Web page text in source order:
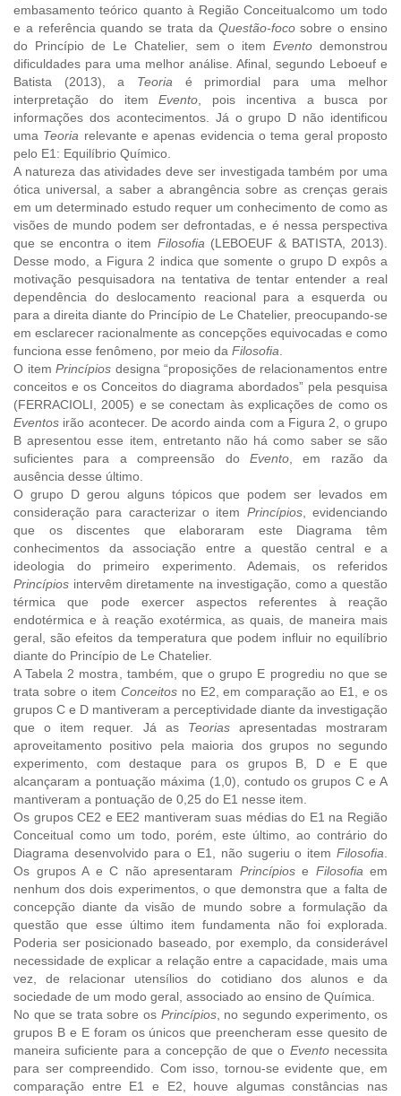
embasamento teórico quanto à Região Conceitualcomo um todo
e a referência quando se trata da Questão-focosobre o ensino
do Princípio de Le Chatelier, sem o item Eventodemonstrou
dificuldades para uma melhor análise. Afinal, segundo Leboeuf e
Batista (2013), a Teoria é primordial para uma melhor
interpretação do itemEvento , pois incentiva a busca por
informações dos acontecimentos. Já o grupo D não identificou
uma Teoria relevante e apenas evidencia o tema geral proposto
pelo E1: Equilíbrio Químico.
A natureza das atividades deve ser investigada também por uma
ótica universal, a saber a abrangência sobre as crenças gerais
em um determinado estudo requer um conhecimento de como as
visões de mundo podem ser defrontadas, e é nessa perspectiva
que se encontra o item Filosofia (LEBOEUF & BATISTA, 2013).
Desse modo, a Figura 2 indica que somente o grupo D expôs a
motivação pesquisadora na tentativa de tentar entender a real
dependência do deslocamento reacional para a esquerda ou
para a direita diante do Princípio de Le Chatelier, preocupando-se
em esclarecer racionalmente as concepções equivocadas e como
funciona esse fenômeno, por meio da Filosofia
O itemPrincípios designa “proposições de relacionamentos entre
conceitos e os Conceitos do diagrama abordados” pela pesquisa
(FERRACIOLI, 2005) e se conectam às explicações de como os
Eventos irão acontecer. De acordo ainda com a Figura 2, o grupo
B apresentou esse item, entretanto não há como saber se são
suficientes para a compreensão do Evento, em razão da
ausência desse último.
O grupo D gerou alguns tópicos que podem ser levados em
consideração para caracterizar o item Princípios, evidenciando
que os discentes que elaboraram este Diagrama têm
conhecimentos da associação entre a questão central e a
ideologia do primeiro experimento. Ademais, os referidos
Princípios intervêm diretamente na investigação, como a questão
térmica que pode exercer aspectos referentes à reação
endotérmica e à reação exotérmica, as quais, de maneira mais
geral, são efeitos da temperatura que podem influir no equilíbrio
diante do Princípio de Le Chatelier.
A Tabela 2 mostra, também, que o grupo E progrediu no que se
trata sobre o item Conceitosno E2, em comparação ao E1, e os
grupos C e D mantiveram a perceptividade diante da investigação
que o item requer. Já as Teoriasapresentadas mostraram
aproveitamento positivo pela maioria dos grupos no segundo
experimento, com destaque para os grupos B, D e E que
alcançaram a pontuação máxima (1,0), contudo os grupos C e A
mantiveram a pontuação de 0,25 do E1 nesse item.
Os grupos CE2 e EE2 mantiveram suas médias do E1 na Região
Conceitual como um todo, porém, este último, ao contrário do
Diagrama desenvolvido para o E1, não sugeriu o item Filosofia
Os grupos A e C não apresentaram Princípiose Filosofia em
nenhum dos dois experimentos, o que demonstra que a falta de
concepção diante da visão de mundo sobre a formulação da
questão que esse último item fundamenta não foi explorada.
Poderia ser posicionado baseado, por exemplo, da considerável
necessidade de explicar a relação entre a capacidade, mais uma
vez, de relacionar utensílios do cotidiano dos alunos e da
sociedade de um modo geral, associado ao ensino de Química.
No que se trata sobre os Princípios, no segundo experimento, os
grupos B e E foram os únicos que preencheram esse quesito de
maneira suficiente para a concepção de que o Eventonecessita
para ser compreendido. Com isso, tornou-se evidente que, em
comparação entre E1 e E2, houve algumas constâncias nas